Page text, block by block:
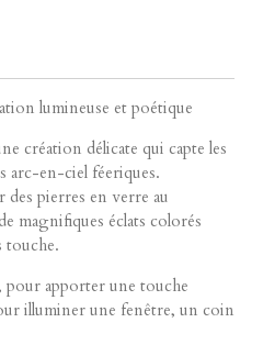
lumineuse et poétique
création délicate qui capte les
arc-en-ciel féeriques.
des pierres en verre au
magnifiques éclats colorés
touche.
pour apporter une touche
illuminer une fenêtre, un coin